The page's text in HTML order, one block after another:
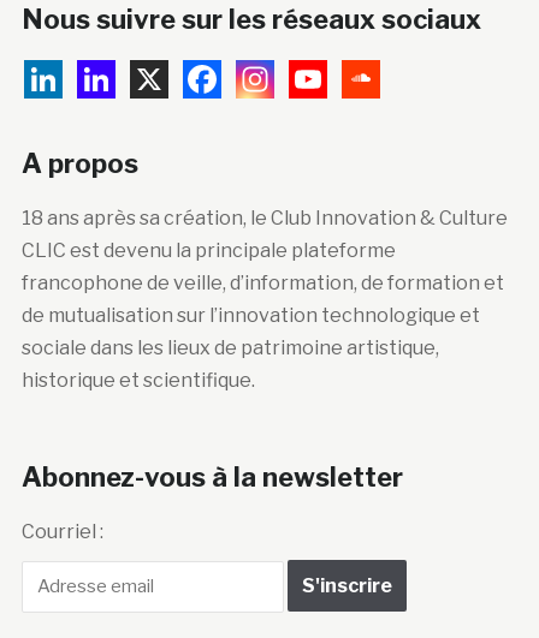
Nous suivre sur les réseaux sociaux
A propos
18 ans après sa création, le Club Innovation & Culture
CLIC est devenu la principale plateforme
francophone de veille, d’information, de formation et
de mutualisation sur l’innovation technologique et
sociale dans les lieux de patrimoine artistique,
historique et scientifique.
Abonnez-vous à la newsletter
Courriel :